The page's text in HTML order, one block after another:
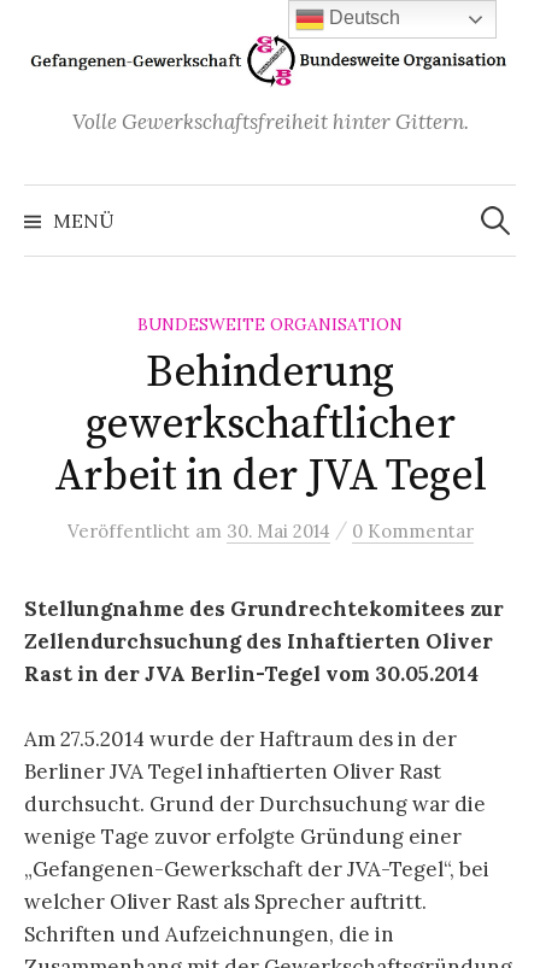
Inhalt
überspringen
Volle Gewerkschaftsfreiheit hinter Gittern.
MENÜ
Suchen
nach:
BUNDESWEITE ORGANISATION
Behinderung
gewerkschaftlicher
Arbeit in der JVA Tegel
Veröffentlicht am 30. Mai 2014 / 0 Kommentar
Stellungnahme des Grundrechtekomitees zur
Zellendurchsuchung des Inhaftierten Oliver
Rast in der JVA Berlin-Tegel vom 30.05.2014
Am 27.5.2014 wurde der Haftraum des in der
Berliner JVA Tegel inhaftierten Oliver Rast
durchsucht. Grund der Durchsuchung war die
wenige Tage zuvor erfolgte Gründung einer
„Gefangenen-Gewerkschaft der JVA-Tegel“, bei
welcher Oliver Rast als Sprecher auftritt.
Schriften und Aufzeichnungen, die in
Deutsch